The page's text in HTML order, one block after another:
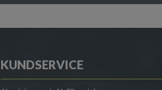
KUNDSERVICE